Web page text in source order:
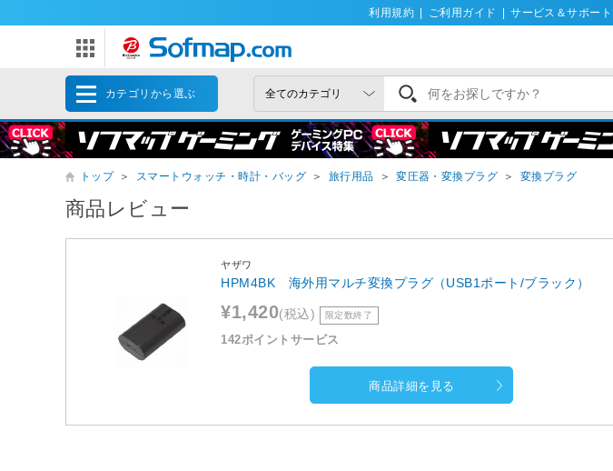
利用規約 ご利用ガイド サービス＆サポート
カテゴリから選ぶ
トップ ＞ スマートウォッチ・時計・バッグ ＞ 旅行用品 ＞ 変圧器・変換プラグ ＞ 変換プラグ
商品レビュー
ヤザワ
HPM4BK 海外用マルチ変換プラグ（USB1ポート/ブラック）
¥1,420(税込) 限定数終了
142ポイントサービス
商品詳細を見る